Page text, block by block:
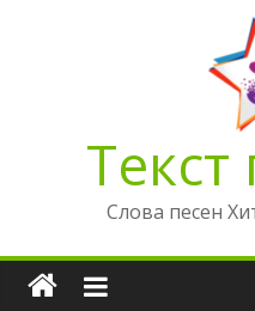
Текст
Слова песен